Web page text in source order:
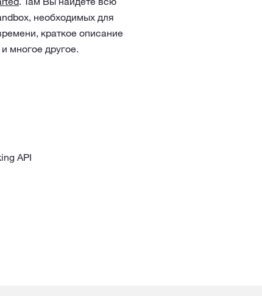
необходимых для
краткое описание
многое другое.
API